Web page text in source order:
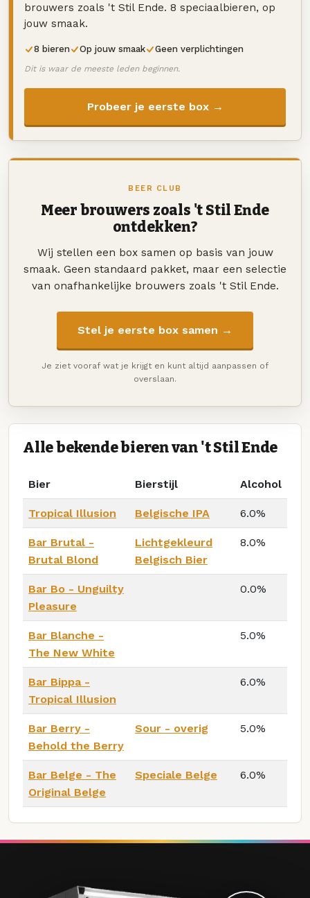
brouwers zoals 't Stil Ende. 8 speciaalbieren, op
jouw smaak.
8 bieren Op jouw smaak Geen verplichtingen
Dit is waar de meeste leden beginnen.
Probeer je eerste box →
BEER CLUB
Meer brouwers zoals 't Stil Ende
ontdekken?
Wij stellen een box samen op basis van jouw
smaak. Geen standaard pakket, maar een selectie
van onafhankelijke brouwers zoals 't Stil Ende.
Stel je eerste box samen →
Je ziet vooraf wat je krijgt en kunt altijd aanpassen of
overslaan.
Alle bekende bieren van 't Stil Ende
Bier Bierstijl Alcohol
Tropical Illusion Belgische IPA 6.0%
Bar Brutal -
Brutal Blond
Lichtgekleurd
Belgisch Bier
8.0%
Bar Bo - Unguilty
Pleasure
0.0%
Bar Blanche -
The New White
5.0%
Bar Bippa -
Tropical Illusion
6.0%
Bar Berry -
Behold the Berry
Sour - overig 5.0%
Bar Belge - The
Original Belge
Speciale Belge 6.0%